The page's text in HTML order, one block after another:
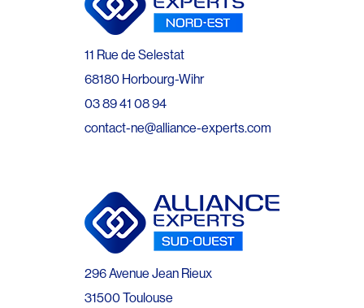
11 Rue de Selestat
68180 Horbourg-Wihr
03 89 41 08 94
contact-ne@alliance-experts.com
296 Avenue Jean Rieux
31500 Toulouse